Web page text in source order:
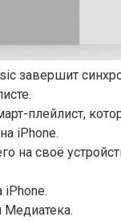
завершит
плейлист,
iPhone.
на своё
Медиатека.